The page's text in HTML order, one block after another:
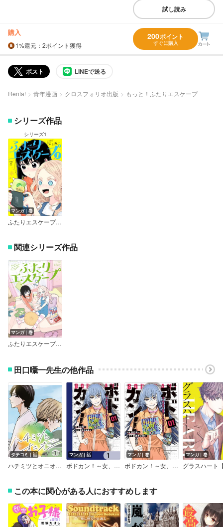
試し読み
購入
1%還元 ：2ポイント獲得
200ポイント
すぐに購入
ポスト LINEで送る
Renta! 青年漫画 クロスフォリオ出版 もっと！ふたりエスケープ
シリーズ作品
シリーズ1
マンガ｜巻
ふたりエスケープ【イラスト特典付】
関連シリーズ作品
マンガ｜巻
ふたりエスケープ 公式コミックアンソロジー
田口囁一先生の他作品
タテコミ｜話
ハチミツとオニオン【フルカラー】
マンガ｜話
ボドカン！～女、囚人同士、監獄でナニも起こらないはずがなく～【分冊版】
マンガ｜巻
ボドカン！～女、囚人同士、監獄でナニも起こらないはずがなく～
マンガ｜巻
この本に関心がある人におすすめします